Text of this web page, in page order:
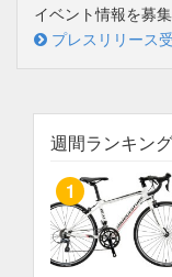
イベント情報を募集
プレスリリース
週間ランキング